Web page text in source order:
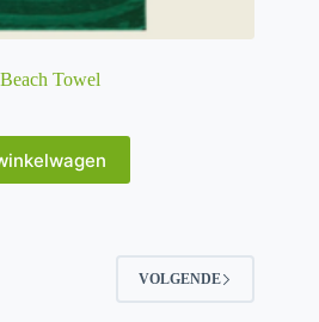
Towel
VOLGENDE